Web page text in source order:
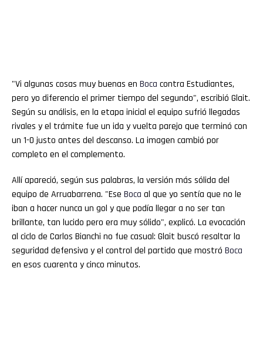
"Vi algunas cosas muy buenas en Boca contra Estudiantes,
pero yo diferencio el primer tiempo del segundo", escribió Glait.
Según su análisis, en la etapa inicial el equipo sufrió llegadas
rivales y el trámite fue un ida y vuelta parejo que terminó con
un 1-0 justo antes del descanso. La imagen cambió por
completo en el complemento.
Allí apareció, según sus palabras, la versión más sólida del
equipo de Arruabarrena. "Ese Boca al que yo sentía que no le
iban a hacer nunca un gol y que podía llegar a no ser tan
brillante, tan lucido pero era muy sólido", explicó. La evocación
al ciclo de Carlos Bianchi no fue casual: Glait buscó resaltar la
seguridad defensiva y el control del partido que mostró Boca
en esos cuarenta y cinco minutos.